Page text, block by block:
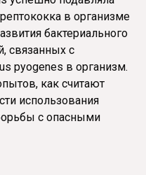
в организме
бактериального
связанных с
pyogenes в организм.
как считают
использования
с опасными